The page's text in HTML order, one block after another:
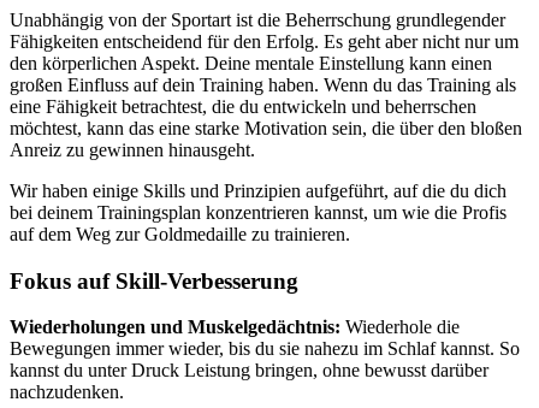
Unabhängig von der Sportart ist die Beherrschung grundlegender
Fähigkeiten entscheidend für den Erfolg. Es geht aber nicht nur um
den körperlichen Aspekt. Deine mentale Einstellung kann einen
großen Einfluss auf dein Training haben. Wenn du das Training als
eine Fähigkeit betrachtest, die du entwickeln und beherrschen
möchtest, kann das eine starke Motivation sein, die über den bloßen
Anreiz zu gewinnen hinausgeht.
Wir haben einige Skills und Prinzipien aufgeführt, auf die du dich
bei deinem Trainingsplan konzentrieren kannst, um wie die Profis
auf dem Weg zur Goldmedaille zu trainieren.
Fokus auf Skill-Verbesserung
Wiederholungen und Muskelgedächtnis: Wiederhole die
Bewegungen immer wieder, bis du sie nahezu im Schlaf kannst. So
kannst du unter Druck Leistung bringen, ohne bewusst darüber
nachzudenken.